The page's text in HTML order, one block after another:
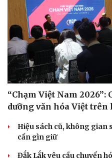
Doanh nghiệp
Thông tin doanh nghiệp
Doanh nghiệp 24h
Vì cộng đồng
“Chạm Việt Nam 2026”:
dưỡng văn hóa Việt
Hiệu sách cũ, không
cần gìn giữ
Đắk Lắk yêu cầu chuyển